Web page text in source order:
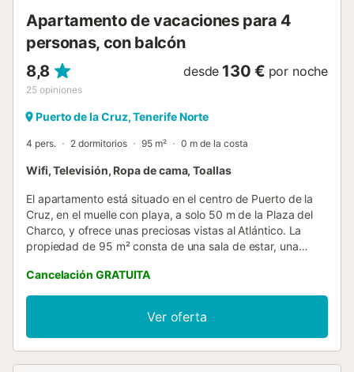
Apartamento de vacaciones para 4
personas, con balcón
8,8
25 opiniones
desde 130 € por noche
Puerto de la Cruz, Tenerife Norte
4 pers. 2 dormitorios 95 m² 0 m de la costa
Wifi, Televisión, Ropa de cama, Toallas
El apartamento está situado en el centro de Puerto de la
Cruz, en el muelle con playa, a solo 50 m de la Plaza del
Charco, y ofrece unas preciosas vistas al Atlántico. La
propiedad de 95 m² consta de una sala de estar, una
puede alojar hasta 4 personas. Los servicios adicionales
incluyen Wi-Fi con un espacio de trabajo dedicado para la
oficina en casa, televisión, ventilador y lavadora. Este piso
cuenta con una terraza cubierta privada, ideal para
relajarse por las tardes. Hay aparcamiento gratuito en la
Cancelación GRATUITA
Ver oferta